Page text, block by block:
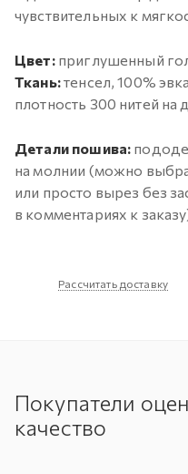
чувствительных к
Цвет: приглушенный
Ткань:тенсел, 100%
плотность 300 нитей
Детали пошива:
на молнии (можно
или просто вырез без
в комментариях к
Рассчитать доставку
Покупатели
качество